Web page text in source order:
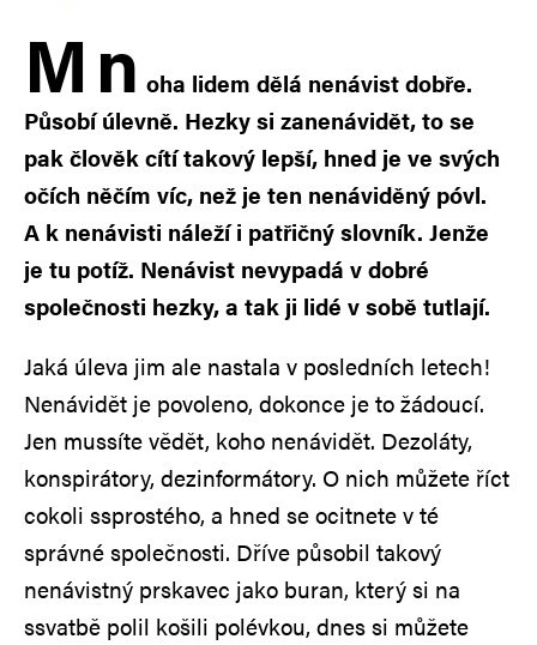
Mn oha lidem dělá nenávist dobře.
Působí úlevně. Hezky si zanenávidět, to se
pak člověk cítí takový lepší, hned je ve svých
očích něčím víc, než je ten nenáviděný póvl.
A k nenávisti náleží i patřičný slovník. Jenže
je tu potíž. Nenávist nevypadá v dobré
společnosti hezky, a tak ji lidé v sobě tutlají.
Jaká úleva jim ale nastala v posledních letech!
Nenávidět je povoleno, dokonce je to žádoucí.
Jen mussíte vědět, koho nenávidět. Dezoláty,
konspirátory, dezinformátory. O nich můžete říct
cokoli ssprostého, a hned se ocitnete v té
správné společnosti. Dříve působil takový
nenávistný prskavec jako buran, který si na
ssvatbě polil košili polévkou, dnes si můžete